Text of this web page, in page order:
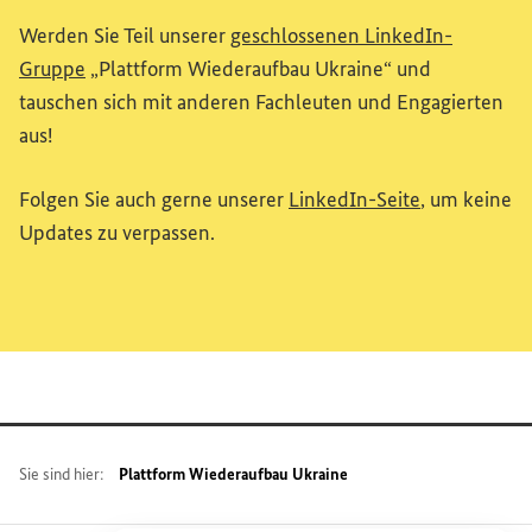
Werden Sie Teil unserer geschlossenen LinkedIn-
Gruppe (Externer Link)
„Plattform Wiederaufbau Ukraine“ und
tauschen sich mit anderen Fachleuten und Engagierten
aus!
Folgen Sie auch gerne unserer LinkedIn-Seite(Externer
, um keine
Updateszu verpassen.
Sie sind hier: Plattform Wiederaufbau Ukraine